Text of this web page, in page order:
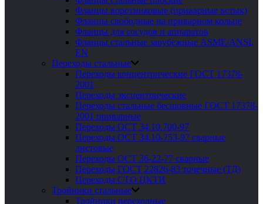
Фланцы воротниковые (приварные встык)
Фланцы свободные на приварном кольце
Фланцы для сосудов и аппаратов
Фланцы стальные зарубежные ASME/ANSI,
EN
Переходы стальные
Переходы концентрические ГОСТ 17378-
2001
Переходы эксцентрические
Переходы стальные бесшовные ГОСТ 17378-
2001 приварные
Переходы ОСТ 34.10.700-97
Переходы ОСТ 34.10-753-97 сварные
листовые
Переходы ОСТ 36-22-77 сварные
Переходы ГОСТ 22826-83 точечные (ТД)
Переходы СТО ЦКТИ
Тройники стальные
Тройники переходные